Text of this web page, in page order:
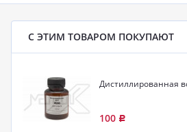
С ЭТИМ ТОВАРОМ ПОКУПАЮТ
Дистиллированная
100 Р